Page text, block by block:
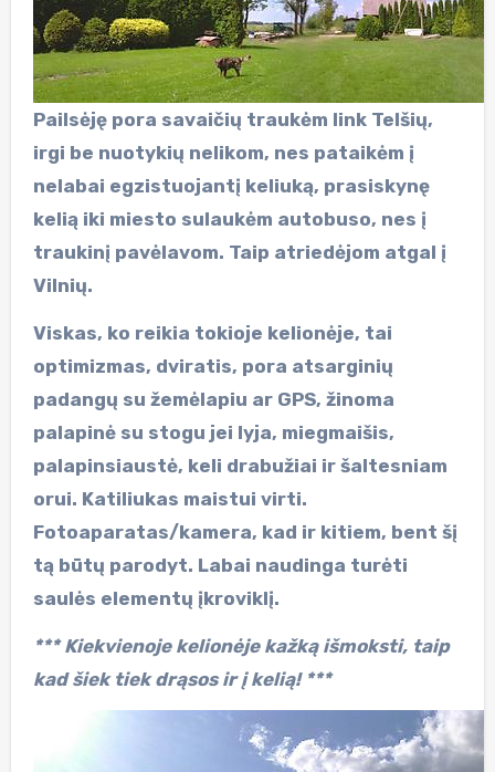
Pailsėję pora savaičių traukėm link Telšių,
irgi be nuotykių nelikom, nes pataikėm į
nelabai egzistuojantį keliuką, prasiskynę
kelią iki miesto sulaukėm autobuso, nes į
traukinį pavėlavom. Taip atriedėjom atgal į
Vilnių.
Viskas, ko reikia tokioje kelionėje, tai
optimizmas, dviratis, pora atsarginių
padangų su žemėlapiu ar GPS, žinoma
palapinė su stogu jei lyja, miegmaišis,
palapinsiaustė, keli drabužiai ir šaltesniam
orui. Katiliukas maistui virti.
Fotoaparatas/kamera, kad ir kitiem, bent šį
tą būtų parodyt. Labai naudinga turėti
saulės elementų įkroviklį.
*** Kiekvienoje kelionėje kažką išmoksti, taip
kad šiek tiek drąsos ir į kelią! ***